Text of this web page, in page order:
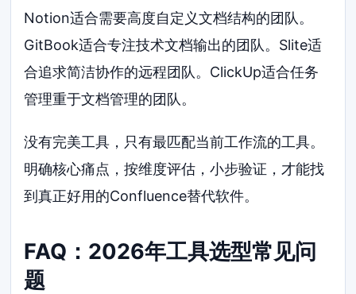
Notion适合需要高度自定义文档结构的团队。
GitBook适合专注技术文档输出的团队。Slite适
合追求简洁协作的远程团队。ClickUp适合任务
管理重于文档管理的团队。
没有完美工具，只有最匹配当前工作流的工具。
明确核心痛点，按维度评估，小步验证，才能找
到真正好用的Confluence替代软件。
FAQ：2026年工具选型常见问
题